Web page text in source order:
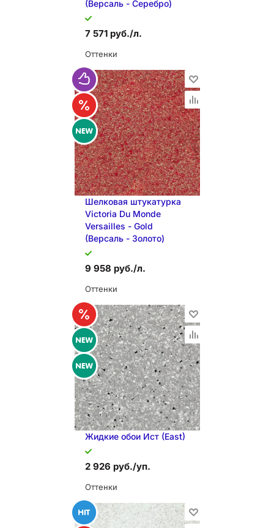
(Версаль - Серебро)
7 571 руб./л.
Оттенки
В КОРЗИНУ
Шелковая штукатурка
Victoria Du Monde
Versailles - Gold
(Версаль - Золото)
9 958 руб./л.
Оттенки
В КОРЗИНУ
Жидкие обои Иcт (East)
2 926 руб./уп.
Оттенки